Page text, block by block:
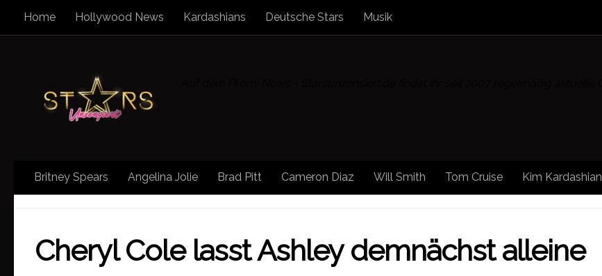
Zum Inhalt springen
Home Hollywood News Kardashians Deutsche Stars Musik
Britney Spears Angelina Jolie Brad Pitt Cameron Diaz Will Smith Tom Cruise Kim Kardashian
INSEL KLATSCH
Cheryl Cole lasst Ashley demnächst alleine